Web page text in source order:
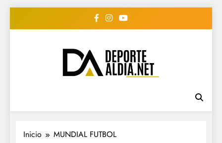
• DEPORTE AL DIA •
"Periodico Deportivo
Digital"
#deportealdiard #deportealdiaperiodico
Inicio MUNDIAL FUTBOL